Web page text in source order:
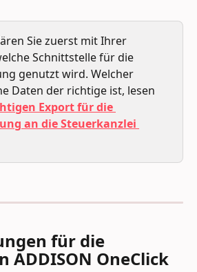
Sie zuerst mit Ihrer
Schnittstelle für die
genutzt wird. Welcher
Daten der richtige ist, lesen
Export für die
an die Steuerkanzlei
für die
ADDISON OneClick